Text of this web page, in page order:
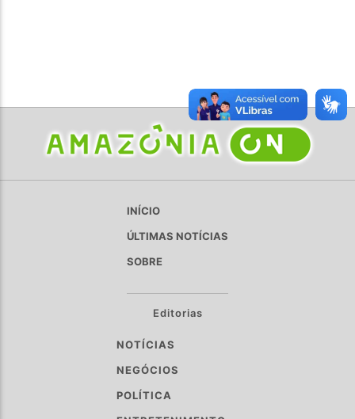
INÍCIO
ÚLTIMAS NOTÍCIAS
SOBRE
Editorias
NOTÍCIAS
NEGÓCIOS
POLÍTICA